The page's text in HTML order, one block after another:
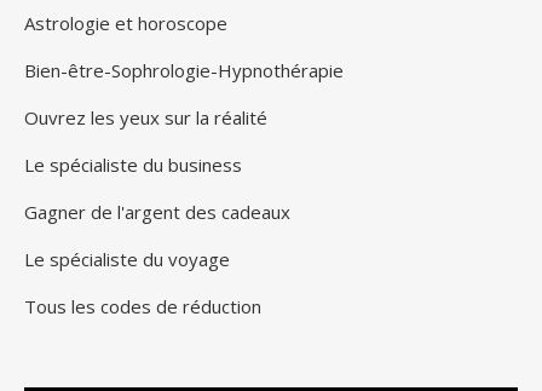
Astrologie et horoscope
Bien-être-Sophrologie-Hypnothérapie
Ouvrez les yeux sur la réalité
Le spécialiste du business
Gagner de l'argent des cadeaux
Le spécialiste du voyage
Tous les codes de réduction